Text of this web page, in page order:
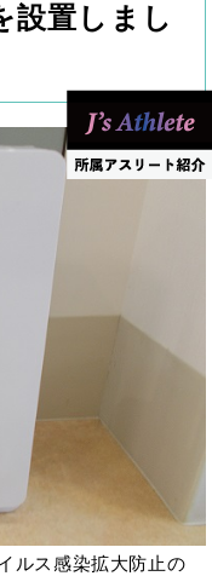
設置しまし
ルス感染拡大防止の